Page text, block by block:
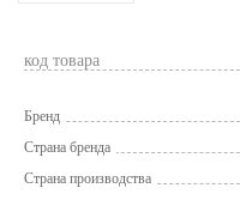
код товара
Бренд
Страна бренда
Страна производства